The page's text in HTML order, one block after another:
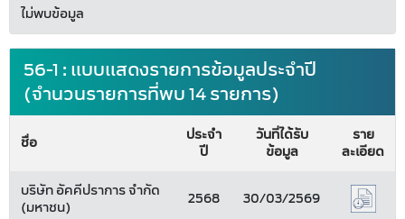
ไม่พบข้อมูล
56-1 : แบบแสดงรายการข้อมูลประจำปี
(จำนวนรายการที่พบ 14 รายการ)
ชื่อ
ประจำ
ปี
วันที่ได้รับ
ข้อมูล
ราย
ละเอียด
บริษัท อัคคีปราการ จำกัด
(มหาชน)
2568 30/03/2569